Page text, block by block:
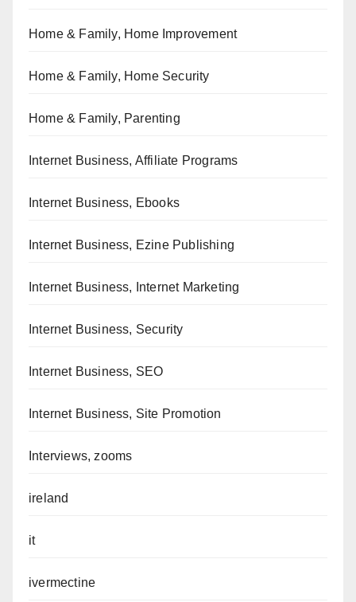
Home & Family, Home Improvement
Home & Family, Home Security
Home & Family, Parenting
Internet Business, Affiliate Programs
Internet Business, Ebooks
Internet Business, Ezine Publishing
Internet Business, Internet Marketing
Internet Business, Security
Internet Business, SEO
Internet Business, Site Promotion
Interviews, zooms
ireland
it
ivermectine